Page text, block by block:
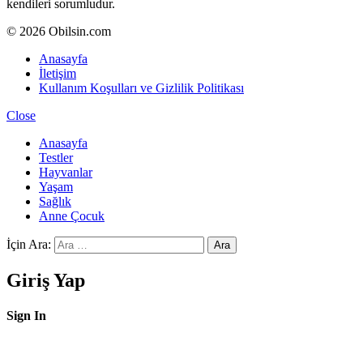
kendileri sorumludur.
© 2026 Obilsin.com
Anasayfa
İletişim
Kullanım Koşulları ve Gizlilik Politikası
Close
Anasayfa
Testler
Hayvanlar
Yaşam
Sağlık
Anne Çocuk
İçin Ara: Ara
Giriş Yap
Sign In